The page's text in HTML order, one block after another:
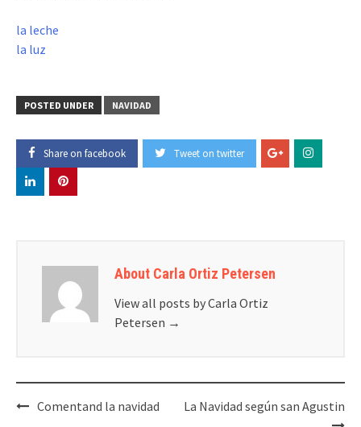
la leche
la luz
POSTED UNDER NAVIDAD
Share on facebook Tweet on twitter
About Carla Ortiz Petersen
View all posts by Carla Ortiz
Petersen →
PostComentand la navidad La Navidad según san Agustin